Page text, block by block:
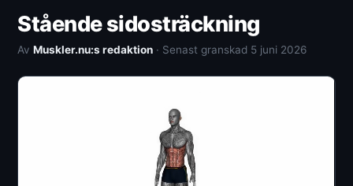
Stående sidosträckning
AvMuskler.nu:s redaktion · Senast granskad 5 juni 2026